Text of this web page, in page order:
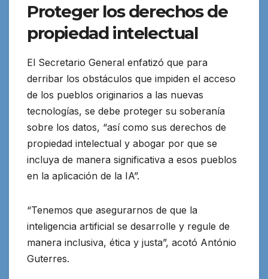
Proteger los derechos de
propiedad intelectual
El Secretario General enfatizó que para
derribar los obstáculos que impiden el acceso
de los pueblos originarios a las nuevas
tecnologías, se debe proteger su soberanía
sobre los datos, “así como sus derechos de
propiedad intelectual y abogar por que se
incluya de manera significativa a esos pueblos
en la aplicación de la IA”.
“Tenemos que asegurarnos de que la
inteligencia artificial se desarrolle y regule de
manera inclusiva, ética y justa”, acotó António
Guterres.